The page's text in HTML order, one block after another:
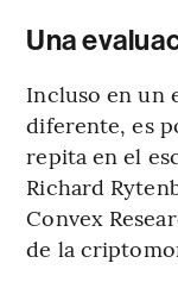
Una
Incluso en un
diferente, es
repita en el
Richard
Convex
de la